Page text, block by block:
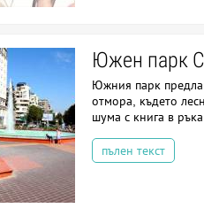
Южен парк
Южния парк
отмора, където
шума с книга в ръка
пълен текст